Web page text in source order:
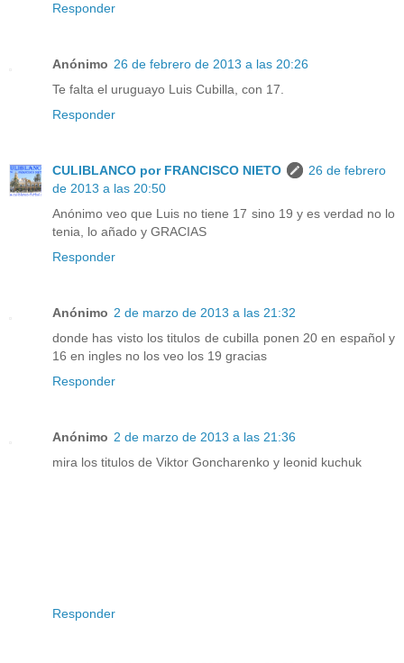
Responder
Anónimo 26 de febrero de 2013 a las 20:26
Te falta el uruguayo Luis Cubilla, con 17.
Responder
CULIBLANCO por FRANCISCO NIETO
26 de febrero
de 2013 a las 20:50
Anónimo veo que Luis no tiene 17 sino 19 y es verdad no lo
tenia, lo añado y GRACIAS
Responder
Anónimo 2 de marzo de 2013 a las 21:32
donde has visto los titulos de cubilla ponen 20 en español y
16 en ingles no los veo los 19 gracias
Responder
Anónimo 2 de marzo de 2013 a las 21:36
mira los titulos de Viktor Goncharenko y leonid kuchuk
Responder